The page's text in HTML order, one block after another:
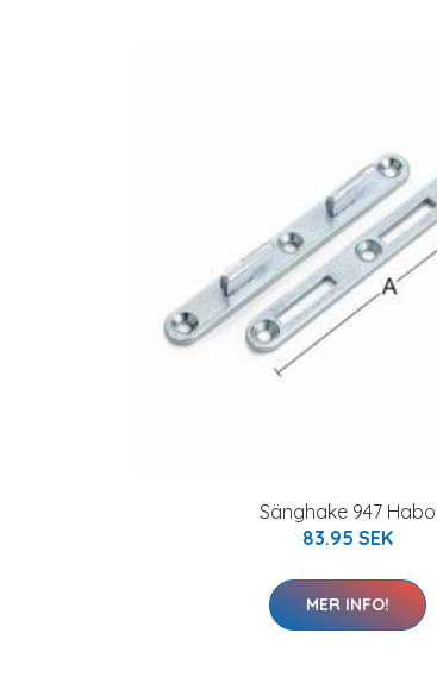
Sänghake 947 Habo
83.95 SEK
MER INFO!